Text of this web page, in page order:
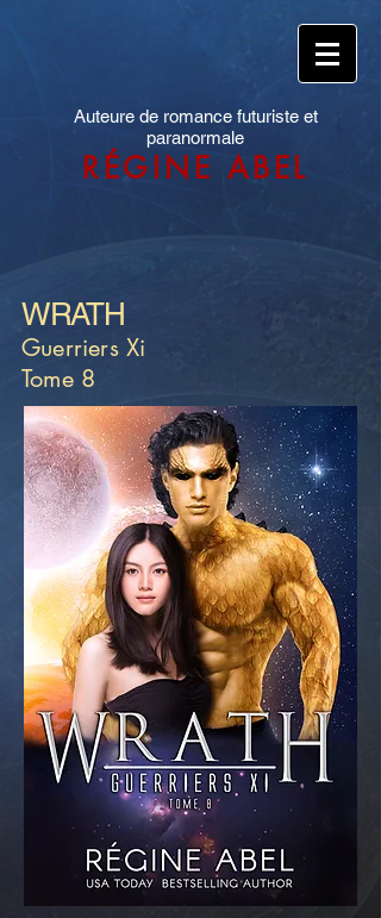
Auteure de romance futuriste et
paranormale
RÉGINE ABEL
WRATH
Guerriers Xi
Tome 8